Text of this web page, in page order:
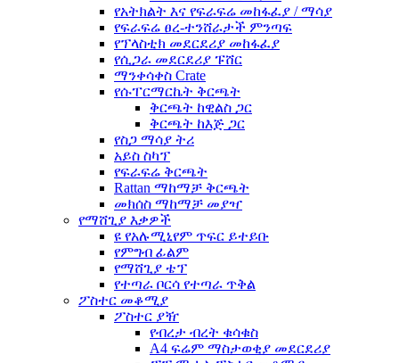
የአትክልት እና የፍራፍሬ መከፋፈያ / ማሳያ
የፍራፍሬ ፀረ-ተንሸራታች ምንጣፍ
የፕላስቲክ መደርደሪያ መከፋፈያ
የሲጋራ መደርደሪያ ፑሸር
ማንቀሳቀስ Crate
የሱፐርማርኬት ቅርጫት
ቅርጫት ከዊልስ ጋር
ቅርጫት ከእጅ ጋር
የስጋ ማሳያ ትሪ
አይስ ስካፕ
የፍራፍሬ ቅርጫት
Rattan ማከማቻ ቅርጫት
መክሰስ ማከማቻ መያዣ
የማሸጊያ እቃዎች
ዩ የአሉሚኒየም ጥፍር ይተይቡ
የምግብ ፊልም
የማሸጊያ ቴፕ
የተጣራ ቦርሳ የተጣራ ጥቅል
ፖስተር መቆሚያ
ፖስተር ያዥ
የብረታ ብረት ቁሳቁስ
A4 ፍሬም ማስታወቂያ መደርደሪያ